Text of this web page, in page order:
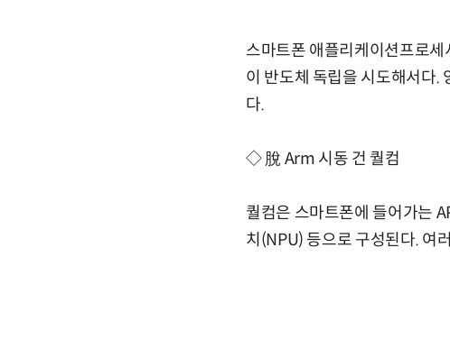
스마트폰 애플리케이션프로
이 반도체 독립을 시도해서다.
다.
◇ 脫 Arm 시동 건 퀄컴
퀄컴은 스마트폰에 들어가는
치(NPU) 등으로 구성된다. 여